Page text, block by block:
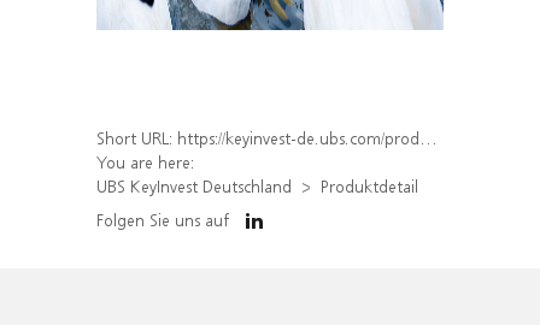
Short URL: https://keyinvest-de.ubs.com/produkt/detail/index/isin/DE000WA9CWL9
You are here:
UBS KeyInvest Deutschland
Produktdetail
Folgen Sie uns auf